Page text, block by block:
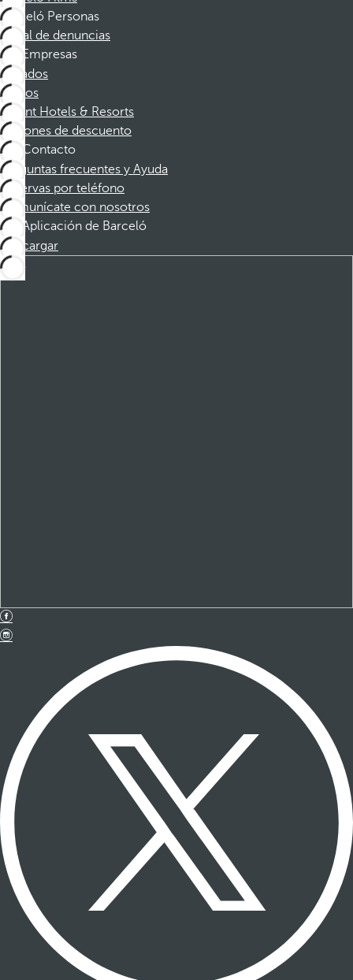
Barceló Personas
Canal de denuncias
Empresas
Afiliados
Socios
Dorint Hotels & Resorts
Cupones de descuento
Contacto
Preguntas frecuentes y Ayuda
Reservas por teléfono
Comunícate con nosotros
Aplicación de Barceló
Descargar